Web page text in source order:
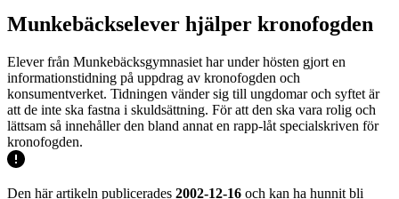
Munkebäckselever hjälper kronofogden
Elever från Munkebäcksgymnasiet har under hösten gjort en
informationstidning på uppdrag av kronofogden och
konsumentverket. Tidningen vänder sig till ungdomar och syftet är
att de inte ska fastna i skuldsättning. För att den ska vara rolig och
lättsam så innehåller den bland annat en rapp-låt specialskriven för
kronofogden.
Den här artikeln publicerades 2002-12-16 och kan ha hunnit bli